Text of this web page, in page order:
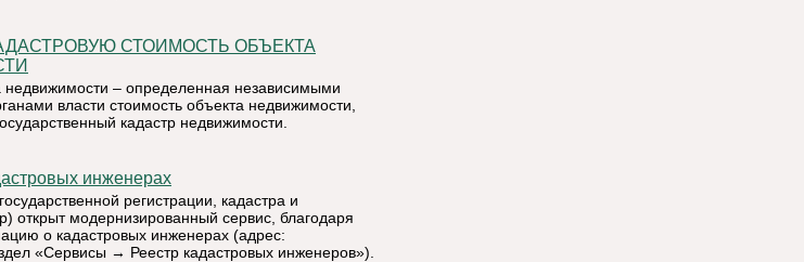
недвижимости – определенная независимыми
власти стоимость объекта недвижимости,
кадастр недвижимости.
инженерах
регистрации, кадастра и
открыт модернизированный сервис, благодаря
о кадастровых инженерах (адрес:
«Сервисы → Реестр кадастровых инженеров»).